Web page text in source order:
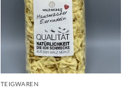
TEIGWAREN